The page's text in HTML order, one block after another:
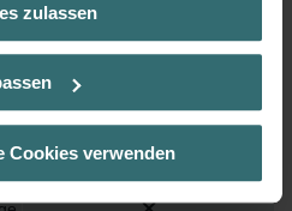
Datenschutzerklärung erhalten
die Auswahl der Kategorie
willigen Sie ein, dass wir Ihren
verwenden, um Ihnen die
zu ermöglichen und Ihnen
zulassen
Cookies verwenden
Staal
55 %